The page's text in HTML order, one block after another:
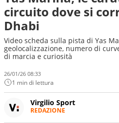
circuito dove si
Dhabi
Video scheda sulla pista di Yas
geolocalizzazione, numero di
di marcia e curiosità
26/01/26 08:33
1 min di lettura
Virgilio Sport
REDAZIONE